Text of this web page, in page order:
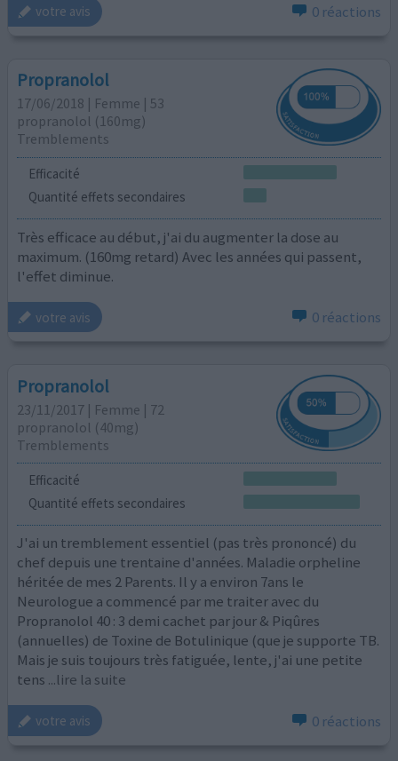
votre avis 0 réactions
Propranolol
17/06/2018 | Femme | 53
propranolol (160mg)
Tremblements
Efficacité
Quantité effets secondaires
Très efficace au début, j'ai du augmenter la dose au
maximum. (160mg retard) Avec les années qui passent,
l'effet diminue.
votre avis 0 réactions
Propranolol
23/11/2017 | Femme | 72
propranolol (40mg)
Tremblements
Efficacité
Quantité effets secondaires
J'ai un tremblement essentiel (pas très prononcé) du
chef depuis une trentaine d'années. Maladie orpheline
héritée de mes 2 Parents. Il y a environ 7ans le
Neurologue a commencé par me traiter avec du
Propranolol 40 : 3 demi cachet par jour & Piqûres
(annuelles) de Toxine de Botulinique (que je supporte TB.
Mais je suis toujours très fatiguée, lente, j'ai une petite
tens ...lire la suite
votre avis 0 réactions